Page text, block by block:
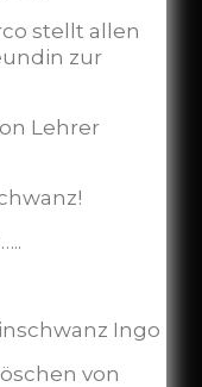
stellt allen
zur
Lehrer
Ingo
von